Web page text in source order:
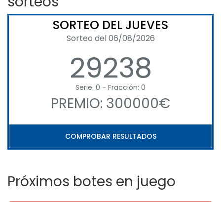
SORTEO DEL JUEVES
Sorteo del 06/08/2026
29238
Serie: 0 - Fracción: 0
PREMIO: 300000€
COMPROBAR RESULTADOS
Próximos botes en juego